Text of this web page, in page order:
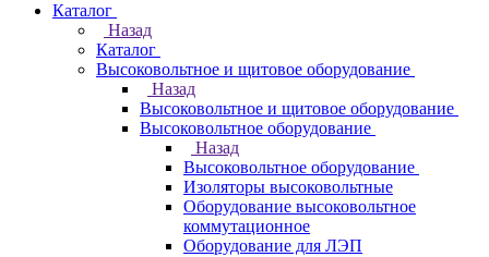
Каталог
Назад
Каталог
Высоковольтное и щитовое оборудование
Назад
Высоковольтное и щитовое оборудование
Высоковольтное оборудование
Назад
Высоковольтное оборудование
Изоляторы высоковольтные
Оборудование высоковольтное
коммутационное
Оборудование для ЛЭП